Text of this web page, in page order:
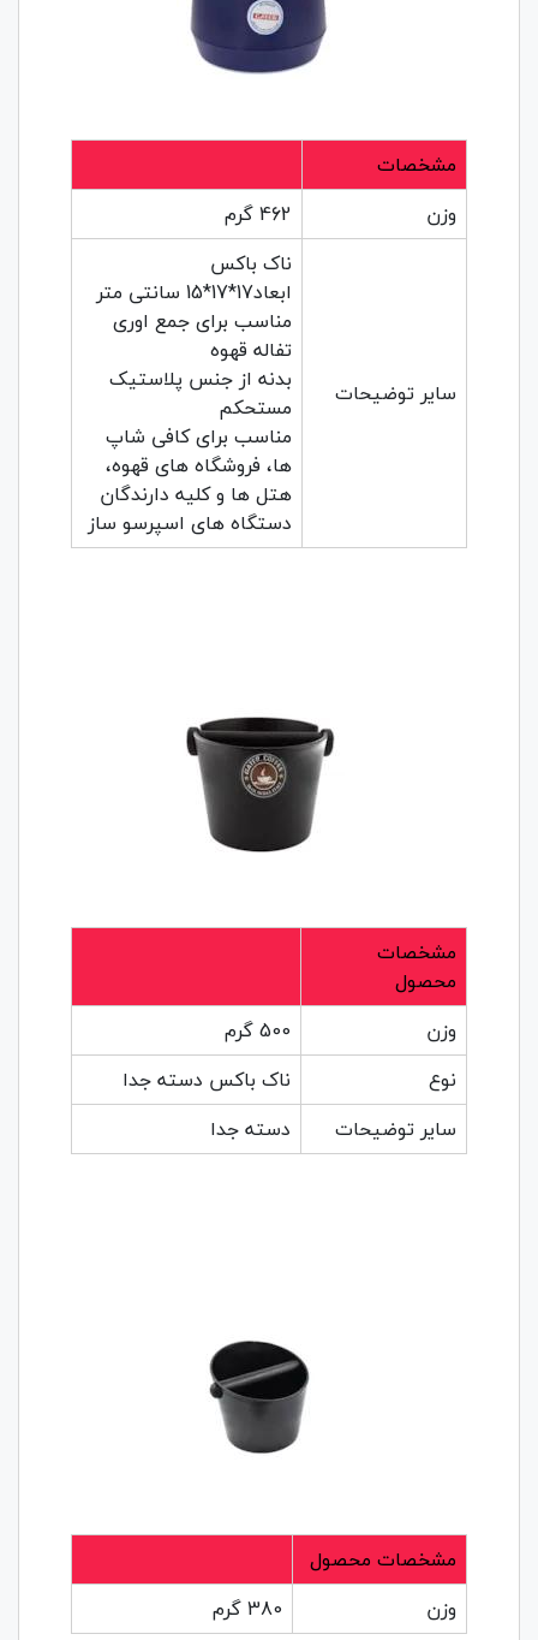
مشخصات
وزن
462 گرم
سایر توضیحات
ناک باکس
ابعاد17*17*15 سانتی متر
مناسب برای جمع اوری
تفاله قهوه
بدنه از جنس پلاستیک
مستحکم
مناسب برای کافی شاپ
ها، فروشگاه های قهوه،
هتل ها و کلیه دارندگان
دستگاه های اسپرسو ساز
مشخصات
محصول
وزن
500 گرم
نوع
ناک باکس دسته جدا
سایر توضیحات
دسته جدا
مشخصات محصول
وزن
380 گرم